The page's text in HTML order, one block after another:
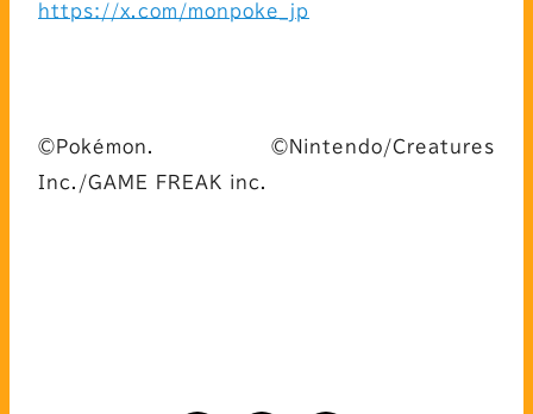
https://x.com/monpoke_jp
©Pokémon. ©Nintendo/Creatures
Inc./GAME FREAK inc.